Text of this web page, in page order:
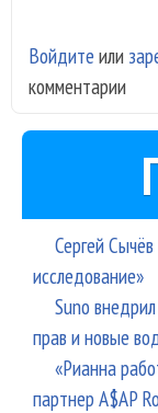
Войдите или
комментарии
Сергей
исследование»
Suno
прав и новые
«Рианна
партнер A$AP